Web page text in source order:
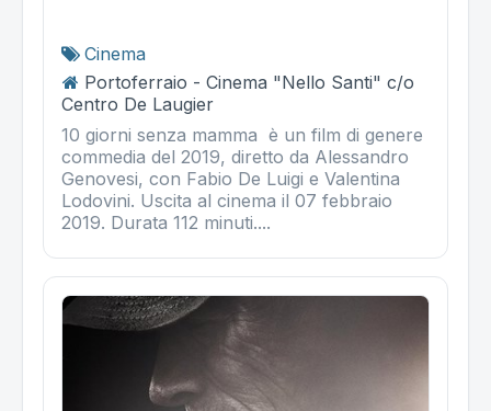
Cinema
Portoferraio - Cinema "Nello Santi" c/o
Centro De Laugier
10 giorni senza mamma è un film di genere
commedia del 2019, diretto da Alessandro
Genovesi, con Fabio De Luigi e Valentina
Lodovini. Uscita al cinema il 07 febbraio
2019. Durata 112 minuti....